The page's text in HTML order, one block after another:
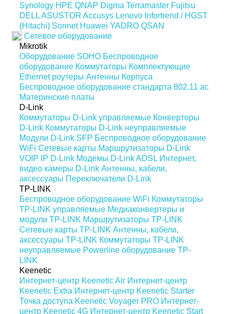
Synology HPE QNAP Digma Terramaster Fujitsu
DELLASUSTOR Accusys Lenovo Infortrend / HGST
(Hitachi) Sonnet Huawei YADRO QSAN
Сетевое оборудование
Mikrotik
Оборудование SOHO Беспроводное
оборудование Коммутаторы Комплектующие
Ethernet роутеры Антенны Корпуса
Беспроводное оборудование стандарта 802.11 ас
Материнские платы
D-Link
Коммутаторы D-Link управляемые Конверторы
D-Link Коммутаторы D-Link неуправляемые
Модули D-Link SFP Беспроводное оборудование
WiFi Сетевые карты Маршрутизаторы D-Link
VOIP IP D-Link Модемы D-Link ADSL Интернет,
видео камеры D-Link Антенны, кабели,
аксессуары Переключатели D-Link
TP-LINK
Беспроводное оборудование WiFi Коммутаторы
TP-LINK управляемые Медиаконвертеры и
модули TP-LINK Маршрутизаторы TP-LINK
Сетевые карты TP-LINK Антенны, кабели,
аксессуары TP-LINK Коммутаторы TP-LINK
неуправляемые Powerline оборудование TP-
LINK
Keenetic
Интернет-центр Keenetic Air Интернет-центр
Keenetic Extra Интернет-центр Keenetic Starter
Точка доступа Keenetic Voyager PRO Интернет-
центр Keenetic 4G Интернет-центр Keenetic Start